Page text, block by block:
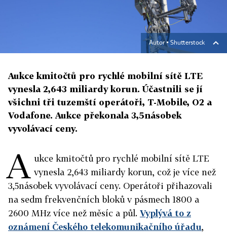
Autor ▪ Shutterstock
Aukce kmitočtů pro rychlé mobilní sítě LTE
vynesla 2,643 miliardy korun. Účastnili se jí
všichni tři tuzemští operátoři, T-Mobile, O2 a
Vodafone. Aukce překonala 3,5násobek
vyvolávací ceny.
A ukce kmitočtů pro rychlé mobilní sítě LTE
vynesla 2,643 miliardy korun, což je více než
3,5násobek vyvolávací ceny. Operátoři přihazovali
na sedm frekvenčních bloků v pásmech 1800 a
2600 MHz více než měsíc a půl. Vyplývá to z
oznámení Českého telekomunikačního úřadu,